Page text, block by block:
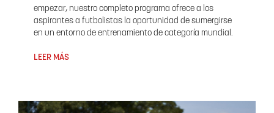
empezar, nuestro completo programa ofrece a los
aspirantes a futbolistas la oportunidad de sumergirse
en un entorno de entrenamiento de categoría mundial.
LEER MÁS